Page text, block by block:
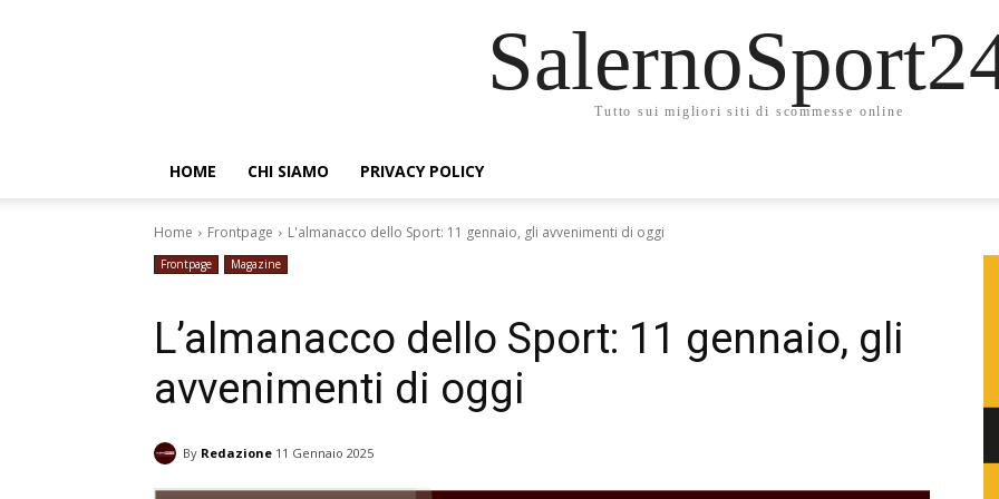
Tutto sui migliori siti di scommesse online
HOME CHI SIAMO PRIVACY POLICY
Home Frontpage L'almanacco dello Sport: 11 gennaio, gli avvenimenti di oggi
Frontpage Magazine
L’almanacco dello Sport: 11 gennaio, gli
avvenimenti di oggi
By Redazione 11 Gennaio 2025